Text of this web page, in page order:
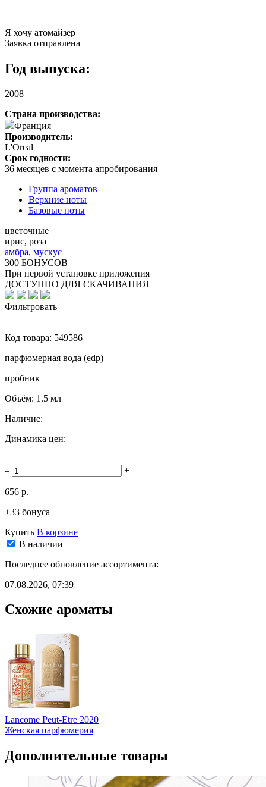
Я хочу атомайзер
Заявка отправлена
Год выпуска:
2008
Страна производства:
Франция
Производитель:
L'Oreal
Срок годности:
36 месяцев с момента апробирования
Группа ароматов
Верхние ноты
Базовые ноты
цветочные
ирис, роза
амбра, мускус
300 БОНУСОВ
При первой установке приложения
ДОСТУПНО ДЛЯ СКАЧИВАНИЯ
Фильтровать
Код товара: 549586
парфюмерная вода (edp)
пробник
Объём: 1.5 мл
Наличие:
Динамика цен:
– +
656 р.
+33 бонуса
Купить В корзине
В наличии
Последнее обновление ассортимента:
07.08.2026, 07:39
Схожие ароматы
Lancome Peut-Etre 2020
Женская парфюмерия
Дополнительные товары